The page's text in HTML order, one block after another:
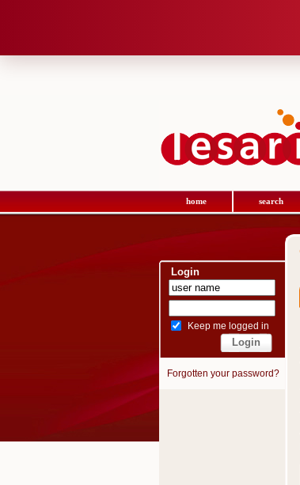
home search
Login
Keep me logged in
Forgotten your password?